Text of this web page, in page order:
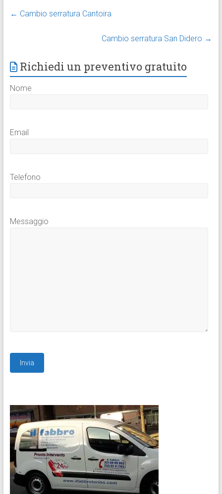
← Cambio serratura Cantoira
Cambio serratura San Didero →
Richiedi un preventivo gratuito
Nome
Email
Telefono
Messaggio